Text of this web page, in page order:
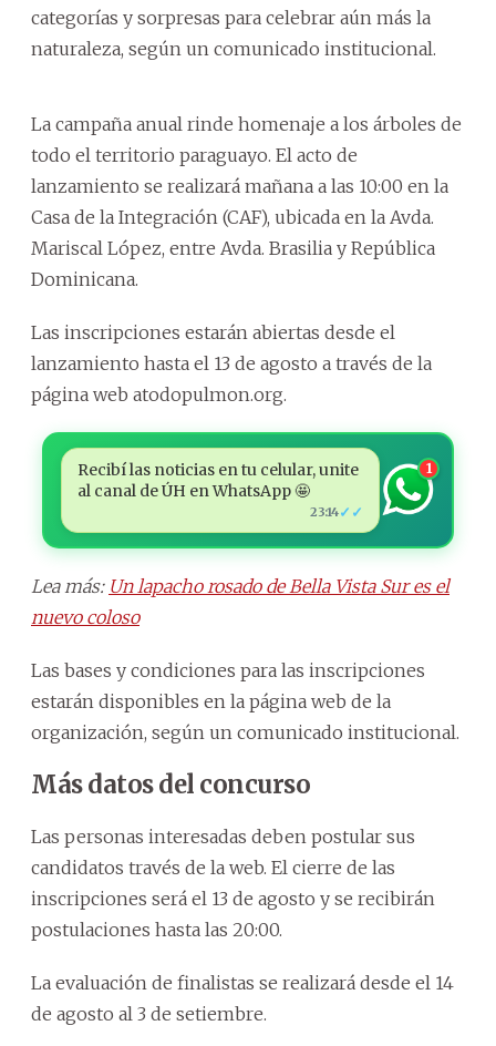
categorías y sorpresas para celebrar aún más la
naturaleza, según un comunicado institucional.
La campaña anual rinde homenaje a los árboles de
todo el territorio paraguayo. El acto de
lanzamiento se realizará mañana a las 10:00 en la
Casa de la Integración (CAF), ubicada en la Avda.
Mariscal López, entre Avda. Brasilia y República
Dominicana.
Las inscripciones estarán abiertas desde el
lanzamiento hasta el 13 de agosto a través de la
página web atodopulmon.org.
Recibí las noticias en tu celular, unite
al canal de ÚH en WhatsApp 🤩
23:14✓✓
1
Lea más: Un lapacho rosado de Bella Vista Sur es el
nuevo coloso
Las bases y condiciones para las inscripciones
estarán disponibles en la página web de la
organización, según un comunicado institucional.
Más datos del concurso
Las personas interesadas deben postular sus
candidatos través de la web. El cierre de las
inscripciones será el 13 de agosto y se recibirán
postulaciones hasta las 20:00.
La evaluación de finalistas se realizará desde el 14
de agosto al 3 de setiembre.